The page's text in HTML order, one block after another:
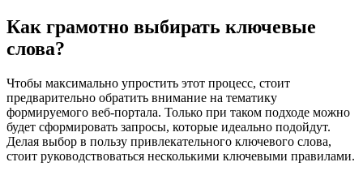
Как грамотно выбирать ключевые
слова?
Чтобы максимально упростить этот процесс, стоит
предварительно обратить внимание на тематику
формируемого веб-портала. Только при таком подходе можно
будет сформировать запросы, которые идеально подойдут.
Делая выбор в пользу привлекательного ключевого слова,
стоит руководствоваться несколькими ключевыми правилами.